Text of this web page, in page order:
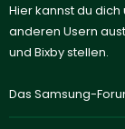
Hier kannst du
anderen Usern
und Bixby stellen.
Das Samsung-